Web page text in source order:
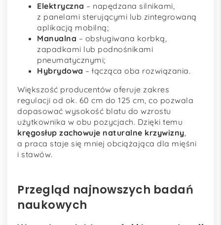
Elektryczna – napędzana silnikami,
z panelami sterującymi lub zintegrowaną
aplikacją mobilną;
Manualna – obsługiwana korbką,
zapadkami lub podnośnikami
pneumatycznymi;
Hybrydowa – łącząca oba rozwiązania.
Większość producentów oferuje zakres
regulacji od ok. 60 cm do 125 cm, co pozwala
dopasować wysokość blatu do wzrostu
użytkownika w obu pozycjach. Dzięki temu
kręgosłup zachowuje naturalne krzywizny
a praca staje się mniej obciążająca dla mięśni
i stawów.
Przegląd najnowszych badań
naukowych